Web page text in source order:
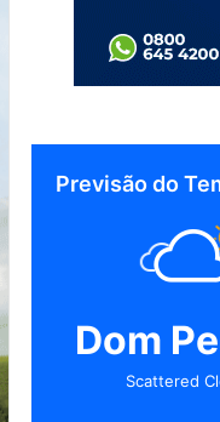
Previsão do
Dom
Scattered